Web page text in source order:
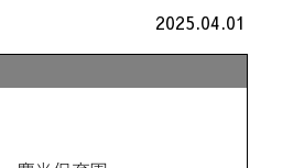
2025.04.01